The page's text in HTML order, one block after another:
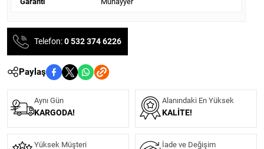
Telefon:0 532 374 6226
Paylaş
Aynı Gün
KARGODA!
Alanındaki En Yüksek
KALITE!
Yüksek Müşteri İade ve Değişim